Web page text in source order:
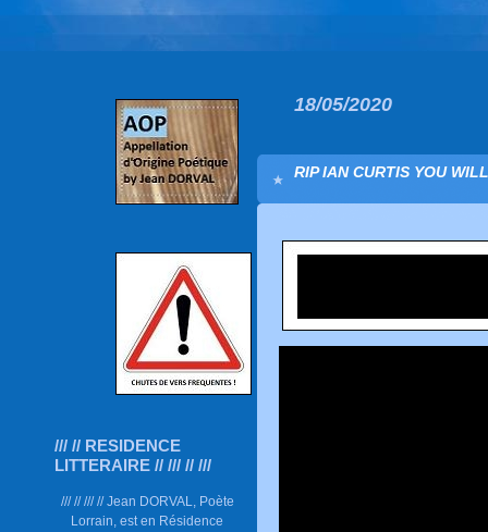
/// // RESIDENCE
LITTERAIRE // /// // ///
/// // /// // Jean DORVAL, Poète
Lorrain, est en Résidence
18/05/2020
RIP IAN CURTIS YOU